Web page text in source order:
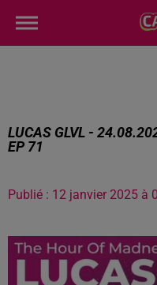
LUCAS GLVL -
EP 71
Publié : 12 janvier 2025 à